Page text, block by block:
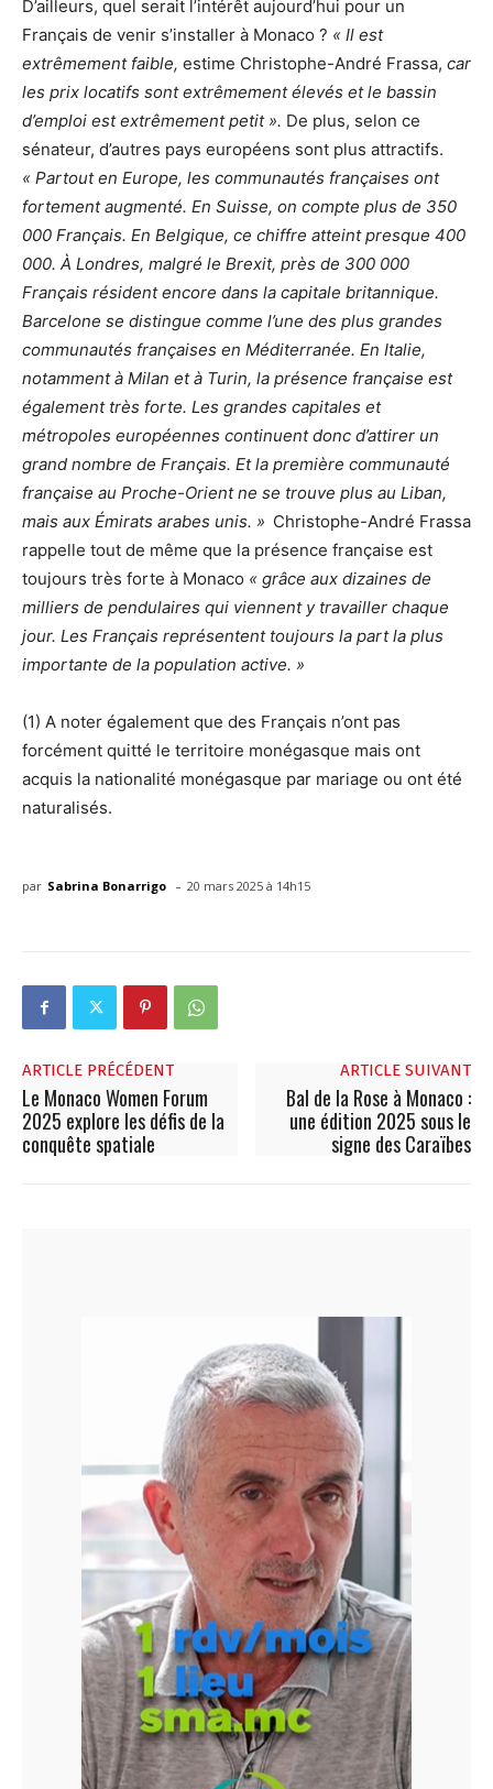
D’ailleurs, quel serait l’intérêt aujourd’hui pour un
Français de venir s’installer à Monaco ? « Il est
extrêmement faible, estime Christophe-André Frassa, car
les prix locatifs sont extrêmement élevés et le bassin
d’emploi est extrêmement petit ». De plus, selon ce
sénateur, d’autres pays européens sont plus attractifs.
« Partout en Europe, les communautés françaises ont
fortement augmenté. En Suisse, on compte plus de 350
000 Français. En Belgique, ce chiffre atteint presque 400
000. À Londres, malgré le Brexit, près de 300 000
Français résident encore dans la capitale britannique.
Barcelone se distingue comme l’une des plus grandes
communautés françaises en Méditerranée. En Italie,
notamment à Milan et à Turin, la présence française est
également très forte. Les grandes capitales et
métropoles européennes continuent donc d’attirer un
grand nombre de Français. Et la première communauté
française au Proche-Orient ne se trouve plus au Liban,
mais aux Émirats arabes unis. » Christophe-André Frassa
rappelle tout de même que la présence française est
toujours très forte à Monaco « grâce aux dizaines de
milliers de pendulaires qui viennent y travailler chaque
jour. Les Français représentent toujours la part la plus
importante de la population active. »
(1) A noter également que des Français n’ont pas
forcément quitté le territoire monégasque mais ont
acquis la nationalité monégasque par mariage ou ont été
naturalisés.
par Sabrina Bonarrigo - 20 mars 2025 à 14h15
ARTICLE PRÉCÉDENT
Le Monaco Women Forum
2025 explore les défis de la
conquête spatiale
ARTICLE SUIVANT
Bal de la Rose à Monaco :
une édition 2025 sous le
signe des Caraïbes